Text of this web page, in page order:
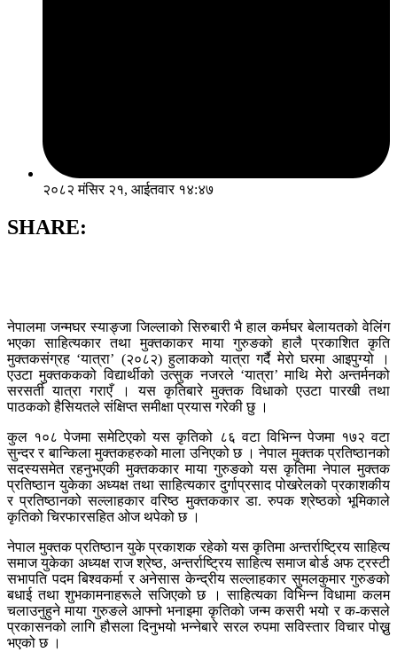
२०८२ मंसिर २१, आईतवार १४:४७
SHARE:
नेपालमा जन्मघर स्याङ्जा जिल्लाको सिरुबारी भै हाल कर्मघर बेलायतको वेलिंग
भएका साहित्यकार तथा मुक्तकाकर माया गुरुङको हालै प्रकाशित कृति
मुक्तकसंग्रह ‘यात्रा’ (२०८२) हुलाकको यात्रा गर्दै मेरो घरमा आइपुग्यो ।
एउटा मुक्तककको विद्यार्थीको उत्सुक नजरले ‘यात्रा’ माथि मेरो अन्तर्मनको
सरसर्ती यात्रा गराएँ । यस कृतिबारे मुक्तक विधाको एउटा पारखी तथा
पाठकको हैसियतले संक्षिप्त समीक्षा प्रयास गरेकी छु ।
कुल १०८ पेजमा समेटिएको यस कृतिको ८६ वटा विभिन्न पेजमा १७२ वटा
सुन्दर र बान्किला मुक्तकहरुको माला उनिएको छ । नेपाल मुक्तक प्रतिष्ठानको
सदस्यसमेत रहनुभएकी मुक्तककार माया गुरुङको यस कृतिमा नेपाल मुक्तक
प्रतिष्ठान युकेका अध्यक्ष तथा साहित्यकार दुर्गाप्रसाद पोखरेलको प्रकाशकीय
र प्रतिष्ठानको सल्लाहकार वरिष्ठ मुक्तककार डा. रुपक श्रेष्ठको भूमिकाले
कृतिको चिरफारसहित ओज थपेको छ ।
नेपाल मुक्तक प्रतिष्ठान युके प्रकाशक रहेको यस कृतिमा अन्तर्राष्ट्रिय साहित्य
समाज युकेका अध्यक्ष राज श्रेष्ठ, अन्तर्राष्ट्रिय साहित्य समाज बोर्ड अफ ट्रस्टी
सभापति पदम बिश्वकर्मा र अनेसास केन्द्रीय सल्लाहकार सुमलकुमार गुरुङको
बधाई तथा शुभकामनाहरूले सजिएको छ । साहित्यका विभिन्न विधामा कलम
चलाउनुहुने माया गुरुङले आफ्नो भनाइमा कृतिको जन्म कसरी भयो र क-कसले
प्रकासनको लागि हौसला दिनुभयो भन्नेबारे सरल रुपमा सविस्तार विचार पोख्नु
भएको छ ।